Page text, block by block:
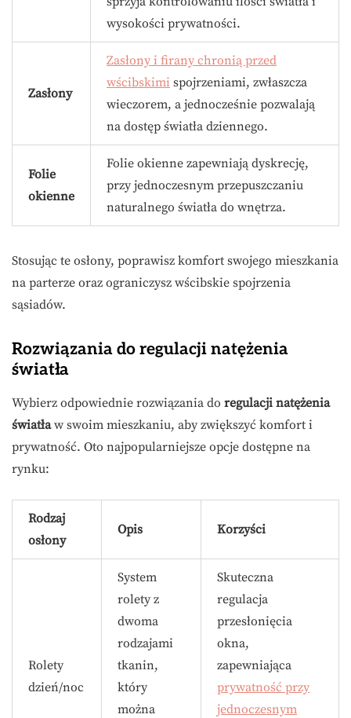
wysokości prywatności.
Zasłony
Zasłony i firany chronią przed
wścibskimi spojrzeniami, zwłaszcza
wieczorem, a jednocześnie pozwalają
na dostęp światła dziennego.
Folie
okienne
Folie okienne zapewniają dyskrecję,
przy jednoczesnym przepuszczaniu
naturalnego światła do wnętrza.
Stosując te osłony, poprawisz komfort swojego mieszkania
na parterze oraz ograniczysz wścibskie spojrzenia
sąsiadów.
Rozwiązania do regulacji natężenia
światła
Wybierz odpowiednie rozwiązania do regulacji natężenia
światław swoim mieszkaniu, aby zwiększyć komfort i
prywatność. Oto najpopularniejsze opcje dostępne na
rynku:
Rodzaj
osłony
Opis Korzyści
Rolety
dzień/noc
System
rolety z
dwoma
rodzajami
tkanin,
który
można
Skuteczna
regulacja
przesłonięcia
okna,
zapewniająca
prywatność przy
jednoczesnym